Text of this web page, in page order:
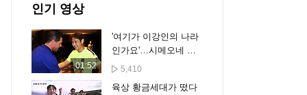
인기 영상
01:52
'여기가 이강인의 나라
인가요'…시메오네 드
디어 만났다
5,410
육상 황금세대가 떴다